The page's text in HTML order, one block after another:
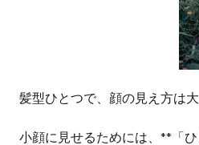
し形
エッ
髪型ひとつで、顔の見え方は大
小顔に見せるためには、**「